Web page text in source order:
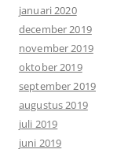
januari 2020
december 2019
november 2019
oktober 2019
september 2019
augustus 2019
juli 2019
juni 2019